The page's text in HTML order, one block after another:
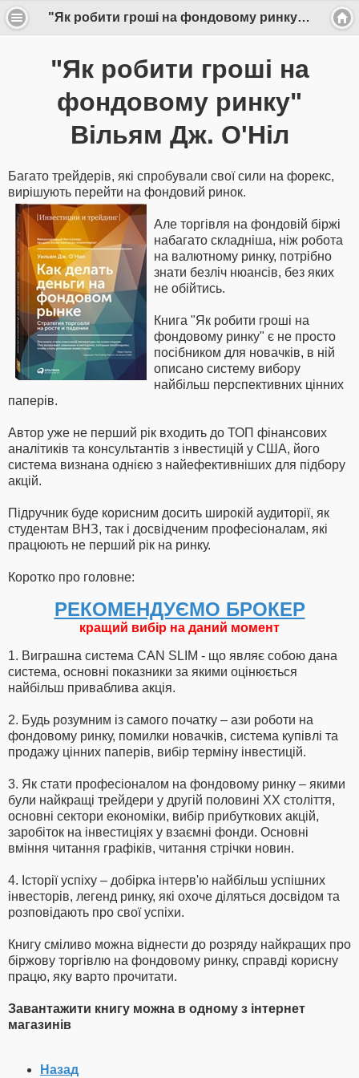
"Як робити гроші на фондовому ринку" Вільям Дж. О'Ніл
"Як робити гроші на
фондовому ринку"
Вільям Дж. О'Ніл
Багато трейдерів, які спробували свої сили на форекс,
вирішують перейти на фондовий ринок.
Але торгівля на фондовій біржі
набагато складніша, ніж робота
на валютному ринку, потрібно
знати безліч нюансів, без яких
не обійтись.
Книга "Як робити гроші на
фондовому ринку" є не просто
посібником для новачків, в ній
описано систему вибору
найбільш перспективних цінних
паперів.
Автор уже не перший рік входить до ТОП фінансових
аналітиків та консультантів з інвестицій у США, його
система визнана однією з найефективніших для підбору
акцій.
Підручник буде корисним досить широкій аудиторії, як
студентам ВНЗ, так і досвідченим професіоналам, які
працюють не перший рік на ринку.
Коротко про головне:
РЕКОМЕНДУЄМО БРОКЕР
кращий вибір на даний момент
1. Виграшна система CAN SLIM - що являє собою дана
система, основні показники за якими оцінюється
найбільш приваблива акція.
2. Будь розумним із самого початку – ази роботи на
фондовому ринку, помилки новачків, система купівлі та
продажу цінних паперів, вибір терміну інвестицій.
3. Як стати професіоналом на фондовому ринку – якими
були найкращі трейдери у другій половині ХХ століття,
основні сектори економіки, вибір прибуткових акцій,
заробіток на інвестиціях у взаємні фонди. Основні
вміння читання графіків, читання стрічки новин.
4. Історії успіху – добірка інтерв'ю найбільш успішних
інвесторів, легенд ринку, які охоче діляться досвідом та
розповідають про свої успіхи.
Книгу сміливо можна віднести до розряду найкращих про
біржову торгівлю на фондовому ринку, справді корисну
працю, яку варто прочитати.
Завантажити книгу можна в одному з інтернет
магазинів
Назад